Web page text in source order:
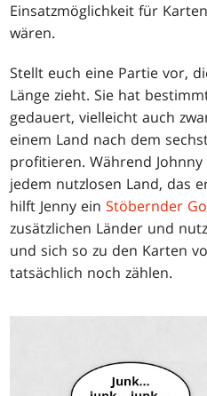
Einsatzmöglichkeit für
wären.
Stellt euch eine Partie vor,
Länge zieht. Sie hat
gedauert, vielleicht auch
einem Land nach dem
profitieren. Während
jedem nutzlosen Land, das
hilft Jenny einStöbernder
zusätzlichen Länder und
und sich so zu den Karten
tatsächlich noch zählen.